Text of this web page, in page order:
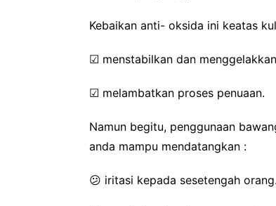
Kebaikan anti- oksida ini keatas
☑ menstabilkan dan
☑ melambatkan proses penuaan.
Namun begitu, penggunaan
anda mampu mendatangkan :
😕 iritasi kepada sesetengah orang.